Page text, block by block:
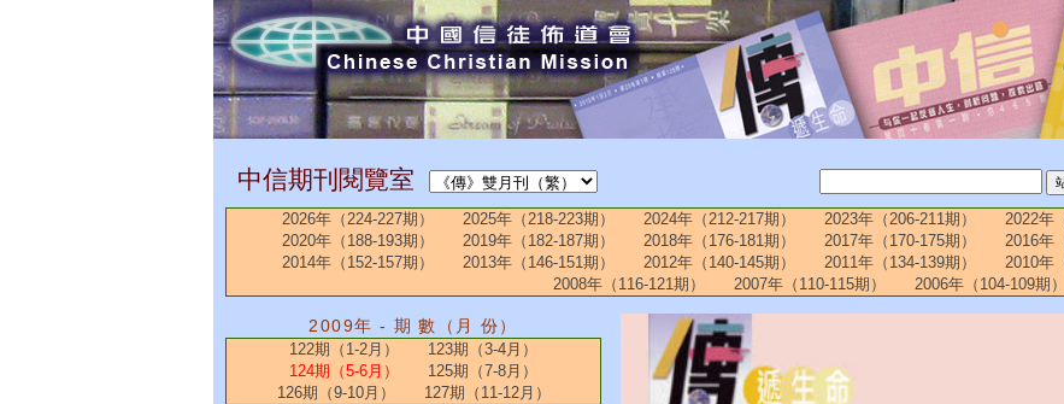
中信期刊閱覽室
2026年（224-227期） 2025年（218-223期） 2024年（212-217期） 2023年（206-211期） 2022年
2020年（188-193期）
2019年（182-187期） 2018年（176-181期） 2017年（170-175期） 2016年
2014年（152-157期）
2013年（146-151期） 2012年（140-145期） 2011年（134-139期） 2010年
2008年（116-121期）
2007年（110-115期） 2006年（104-109期）
2009年 - 期 數（月 份）
122期（1-2月）
123期（3-4月）
124期（5-6月）
125期（7-8月）
126期（9-10月）
127期（11-12月）